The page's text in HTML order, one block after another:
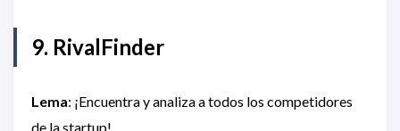
9. RivalFinder
Lema: ¡Encuentra y analiza a todos los competidores
de la startup!